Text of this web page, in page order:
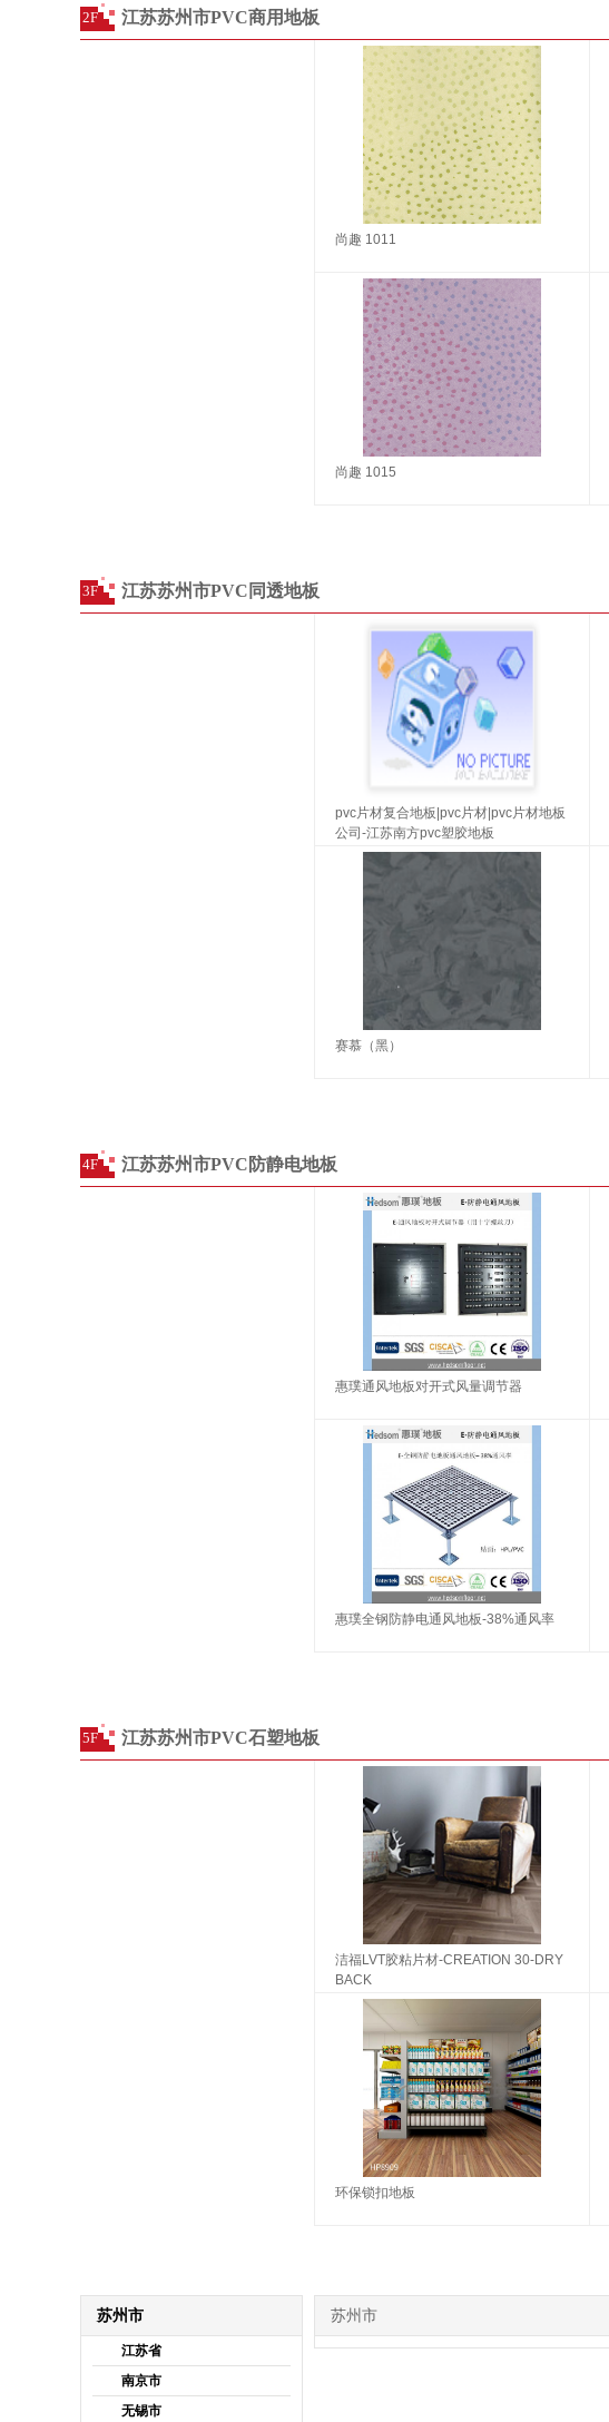
2F 江苏苏州市PVC商用地板
尚趣 1011
尚趣 1015
3F 江苏苏州市PVC同透地板
pvc片材复合地板|pvc片材|pvc片材地板
公司-江苏南方pvc塑胶地板
赛慕（黑）
4F 江苏苏州市PVC防静电地板
惠璞通风地板对开式风量调节器
惠璞全钢防静电通风地板-38%通风率
5F 江苏苏州市PVC石塑地板
洁福LVT胶粘片材-CREATION 30-DRY
BACK
环保锁扣地板
苏州市
江苏省
南京市
无锡市
苏州市